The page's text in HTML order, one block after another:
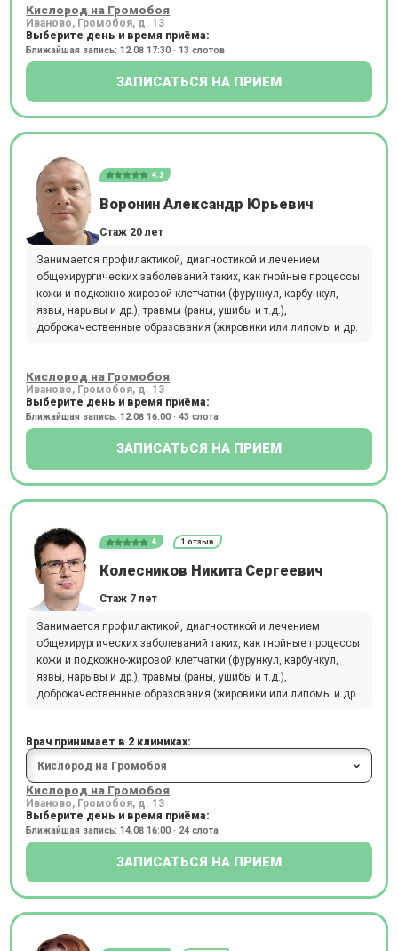
Кислород на Громобоя
Иваново, Громобоя, д. 13
Выберите день и время приёма:
Ближайшая запись: 12.08 17:30 · 13 слотов
ЗАПИСАТЬСЯ НА ПРИЕМ
4.3
Воронин Александр Юрьевич
Стаж 20 лет
Занимается профилактикой, диагностикой и лечением
общехирургических заболеваний таких, как гнойные процессы
кожи и подкожно-жировой клетчатки (фурункул, карбункул,
язвы, нарывы и др.), травмы (раны, ушибы и т.д.),
доброкачественные образования (жировики или липомы и др.
Кислород на Громобоя
Иваново, Громобоя, д. 13
Выберите день и время приёма:
Ближайшая запись: 12.08 16:00 · 43 слота
ЗАПИСАТЬСЯ НА ПРИЕМ
4 1 отзыв
Колесников Никита Сергеевич
Стаж 7 лет
Занимается профилактикой, диагностикой и лечением
общехирургических заболеваний таких, как гнойные процессы
кожи и подкожно-жировой клетчатки (фурункул, карбункул,
язвы, нарывы и др.), травмы (раны, ушибы и т.д.),
доброкачественные образования (жировики или липомы и др.
Врач принимает в 2 клиниках:
Кислород на Громобоя
Иваново, Громобоя, д. 13
Выберите день и время приёма:
Ближайшая запись: 14.08 16:00 · 24 слота
ЗАПИСАТЬСЯ НА ПРИЕМ